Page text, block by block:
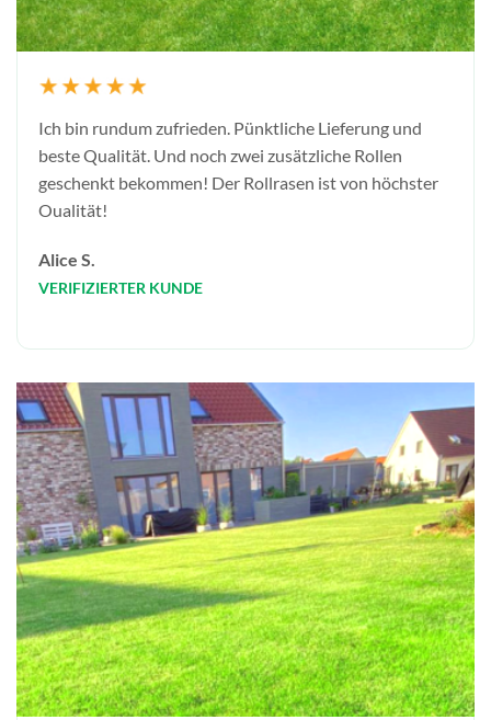
Ich bin rundum zufrieden. Pünktliche Lieferung und
beste Qualität. Und noch zwei zusätzliche Rollen
geschenkt bekommen! Der Rollrasen ist von höchster
Oualität!
Alice S.
VERIFIZIERTER KUNDE